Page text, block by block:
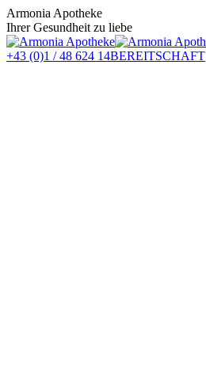
Zum
Inhalt
springen
Armonia Apotheke
Ihrer Gesundheit zu liebe
+43 (0)1 / 48 624 14BEREITSCHAFT